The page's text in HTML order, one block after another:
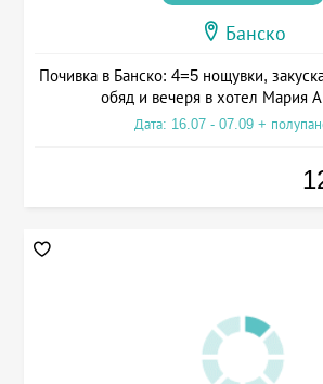
Банско
Почивка в Банско: 4=5 нощувки,
обяд и вечеря в хотел Мария
Дата: 16.07 - 07.09 +